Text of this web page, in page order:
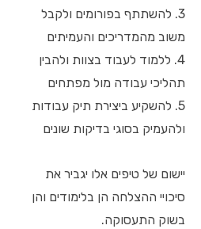
3. להשתתף בפורומים ולקבל
משוב מהמדריכים והעמיתים
4. ללמוד לעבוד בצוות ולהבין
תהליכי עבודה מול מפתחים
5. להשקיע ביצירת תיק עבודות
ולהעמיק בסוגי בדיקות שונים
יישום של טיפים אלו יגביר את
סיכויי ההצלחה הן בלימודים והן
בשוק התעסוקה.